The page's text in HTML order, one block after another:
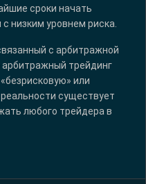
сроки начать
низким уровнем риска.
с арбитражной
арбитражный трейдинг
или
существует
любого трейдера в